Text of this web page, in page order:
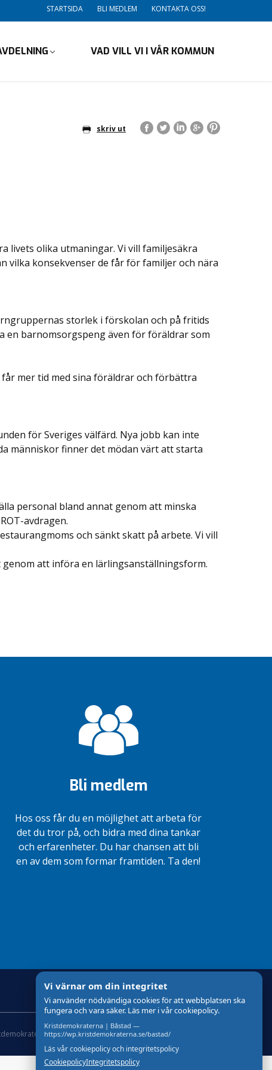
STARTSIDA BLI MEDLEM KONTAKTA OSS!
VAD VILL VI I VÅR KOMMUN
skriv ut
livets olika utmaningar. Vi vill familjesäkra
vilka konsekvenser de får för familjer och nära
storlek i förskolan och på fritids
en barnomsorgspeng även för föräldrar som
mer tid med sina föräldrar och förbättra
för Sveriges välfärd. Nya jobb kan inte
människor finner det mödan värt att starta
personal bland annat genom att minska
avdragen.
och sänkt skatt på arbete. Vi vill
att införa en lärlingsanställningsform.
Bli medlem
Hos oss får du en möjlighet att arbeta för
det du tror på, och bidra med dina tankar
och erfarenheter. Du har chansen att bli
en av dem som formar framtiden. Ta den!
Om Cookies Skapad med
Vi värnar om din integritet
Vi använder nödvändiga cookies för att webbplatsen ska
fungera och vara säker. Läs mer i vår cookiepolicy.
Kristdemokraterna | Båstad —
https://wp.kristdemokraterna.se/bastad/
Läs vår cookiepolicy och integritetspolicy
CookiepolicyIntegritetspolicy